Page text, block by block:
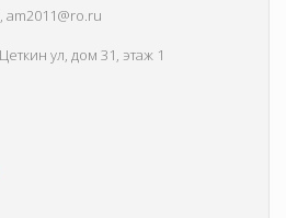
ул, дом 31, этаж 1